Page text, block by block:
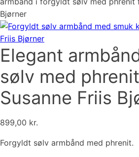
Bjørner
Elegant
sølv med
Susanne Friis
899,00 kr.
Forgyldt sølv armbånd med phrenit.